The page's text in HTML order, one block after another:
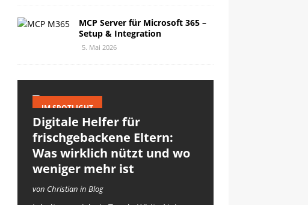
MCP Server für Microsoft 365 –
Setup & Integration
5. Mai 2026
IM SPOTLIGHT
Digitale Helfer für
frischgebackene Eltern:
Was wirklich nützt und wo
weniger mehr ist
von Christian in Blog